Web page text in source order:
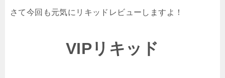
さて今回も元気にリキッドレビューしますよ！
VIPリキッド